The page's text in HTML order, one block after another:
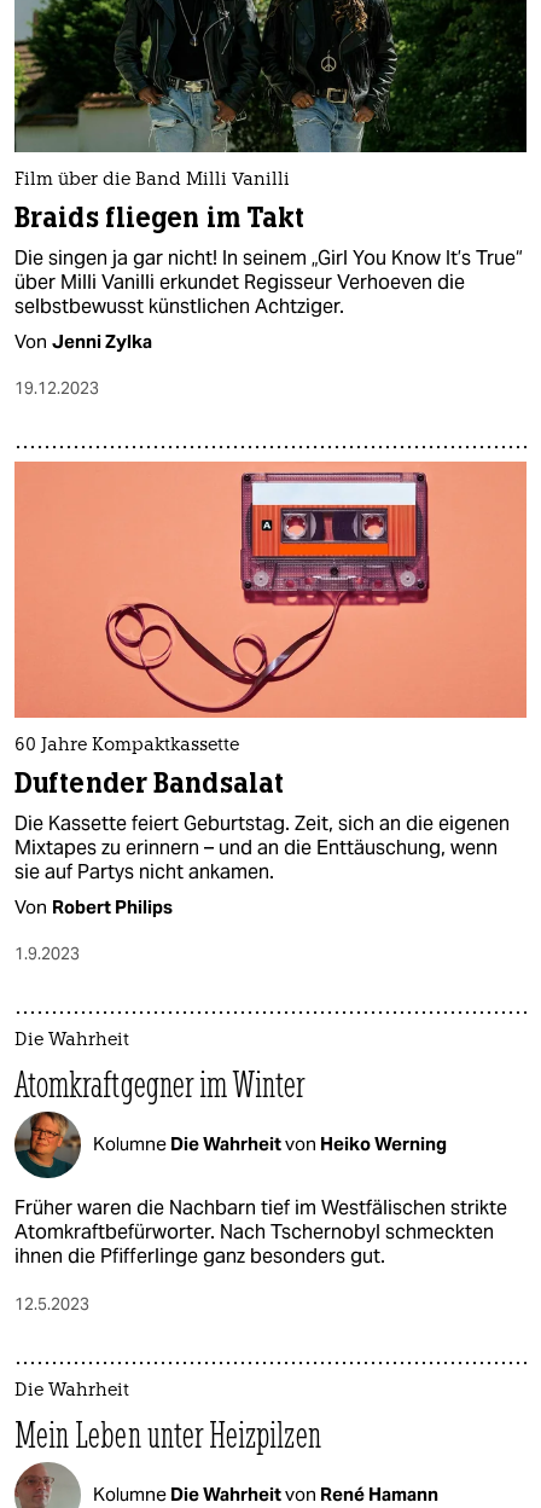
Film über die Band Milli Vanilli
Braids fliegen im Takt
Die singen ja gar nicht! In seinem „Girl You Know It’s True“
über Milli Vanilli erkundet Regisseur Verhoeven die
selbstbewusst künstlichen Achtziger.
Von Jenni Zylka
19.12.2023
60 Jahre Kompaktkassette
Duftender Bandsalat
Die Kassette feiert Geburtstag. Zeit, sich an die eigenen
Mixtapes zu erinnern – und an die Enttäuschung, wenn
sie auf Partys nicht ankamen.
Von Robert Philips
1.9.2023
Die Wahrheit
Atomkraftgegner im Winter
Kolumne Die Wahrheitvon Heiko Werning
Früher waren die Nachbarn tief im Westfälischen strikte
Atomkraftbefürworter. Nach Tschernobyl schmeckten
ihnen die Pfifferlinge ganz besonders gut.
12.5.2023
Die Wahrheit
Mein Leben unter Heizpilzen
Kolumne Die Wahrheitvon René Hamann